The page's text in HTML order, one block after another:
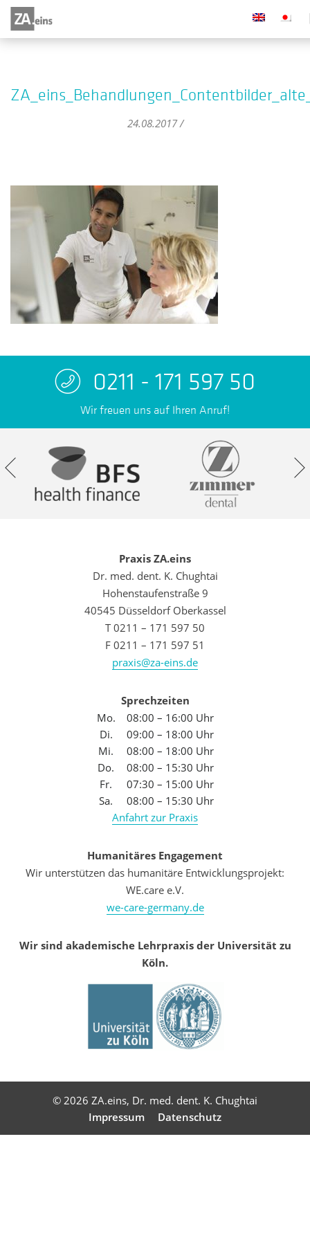
24.08.2017 /
0211 - 171 597 50
Wir freuen uns auf Ihren Anruf!
Praxis ZA.eins
Dr. med. dent. K. Chughtai
Hohenstaufenstraße 9
40545 Düsseldorf Oberkassel
T 0211 – 171 597 50
F 0211 – 171 597 51
praxis@za-eins.de
Sprechzeiten
Mo.
08:00 – 16:00 Uhr
Di.
09:00 – 18:00 Uhr
Mi.
08:00 – 18:00 Uhr
Do.
08:00 – 15:30 Uhr
Fr.
07:30 – 15:00 Uhr
Sa.
08:00 – 15:30 Uhr
Anfahrt zur Praxis
Humanitäres Engagement
Wir unterstützen das humanitäre Entwicklungsprojekt:
WE.care e.V.
we-care-germany.de
Wir sind akademische Lehrpraxis der Universität zu
Köln.
© 2026 ZA.eins, Dr. med. dent. K. Chughtai
Impressum
Datenschutz